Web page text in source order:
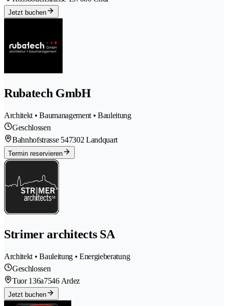
Jetzt buchen
Rubatech GmbH
Architekt • Baumanagement • Bauleitung
Geschlossen
Bahnhofstrasse 547302 Landquart
Termin reservieren
Strimer architects SA
Architekt • Bauleitung • Energieberatung
Geschlossen
Tuor 136a7546 Ardez
Jetzt buchen